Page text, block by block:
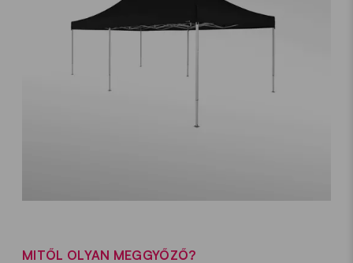
MITŐL OLYAN MEGGYŐZŐ?